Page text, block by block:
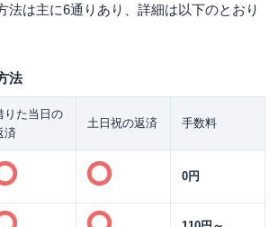
法は主に6通りあり、詳細は以下のとおり
法
りた当日の
済
土日祝の返済 手数料
0円